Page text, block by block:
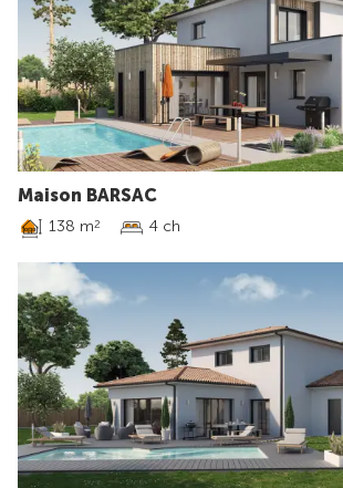
Maison BARSAC
138 m2 4 ch